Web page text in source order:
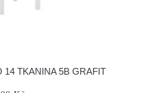
14 TKANINA 5B GRAFIT